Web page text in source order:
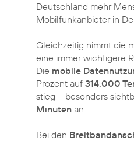
Deutschland mehr
Mobilfunkanbieter in
Gleichzeitig nimmt die
eine immer wichtigere
Die mobile
Prozent auf 314.000
stieg – besonders
Minuten an.
Bei den